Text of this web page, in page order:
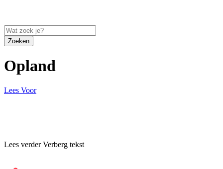
Zoeken
Opland
Lees Voor
Lees verderVerberg tekst